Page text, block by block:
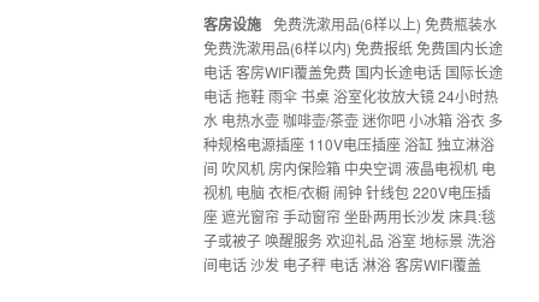
客房设施 免费洗漱用品(6样以上) 免费瓶装水
免费洗漱用品(6样以内) 免费报纸 免费国内长途
电话 客房WIFI覆盖免费 国内长途电话 国际长途
电话 拖鞋 雨伞 书桌 浴室化妆放大镜 24小时热
水 电热水壶 咖啡壶/茶壶 迷你吧 小冰箱 浴衣 多
种规格电源插座 110V电压插座 浴缸 独立淋浴
间 吹风机 房内保险箱 中央空调 液晶电视机 电
视机 电脑 衣柜/衣橱 闹钟 针线包 220V电压插
座 遮光窗帘 手动窗帘 坐卧两用长沙发 床具:毯
子或被子 唤醒服务 欢迎礼品 浴室 地标景 洗浴
间电话 沙发 电子秤 电话 淋浴 客房WIFI覆盖